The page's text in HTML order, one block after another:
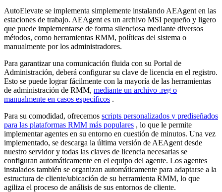
AutoElevate se implementa simplemente instalando AEAgent en las
estaciones de trabajo. AEAgent es un archivo MSI pequeño y ligero
que puede implementarse de forma silenciosa mediante diversos
métodos, como herramientas RMM, políticas del sistema o
manualmente por los administradores.
Para garantizar una comunicación fluida con su Portal de
Administración, deberá configurar su clave de licencia en el registro.
Esto se puede lograr fácilmente con la mayoría de las herramientas
de administración de RMM, mediante un archivo .reg o
manualmente en casos específicos .
Para su comodidad, ofrecemos scripts personalizados y prediseñados
para las plataformas RMM más populares , lo que le permite
implementar agentes en su entorno en cuestión de minutos. Una vez
implementado, se descarga la última versión de AEAgent desde
nuestro servidor y todas las claves de licencia necesarias se
configuran automáticamente en el equipo del agente. Los agentes
instalados también se organizan automáticamente para adaptarse a la
estructura de cliente/ubicación de su herramienta RMM, lo que
agiliza el proceso de análisis de sus entornos de cliente.